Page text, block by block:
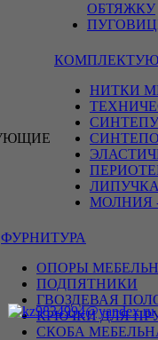
ОБТЯЖКУ
НИТКИ
МОЛНИЯ
ФУРНИТУРА
ОПОРЫ
ПОДПЯТНИКИ
ГВОЗДЕВАЯ
КРЮЧКИ ДЛЯ
СКОБА